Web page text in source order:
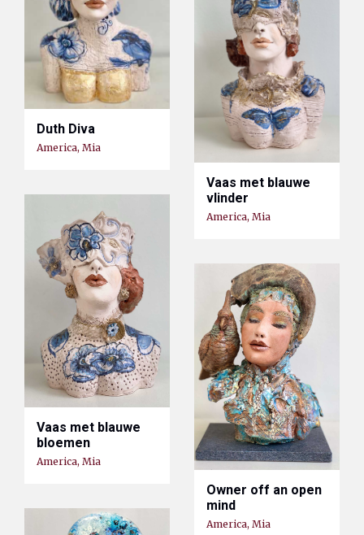
Duth Diva
America, Mia
Vaas met blauwe
vlinder
America, Mia
Vaas met blauwe
bloemen
America, Mia
Owner off an open
mind
America, Mia